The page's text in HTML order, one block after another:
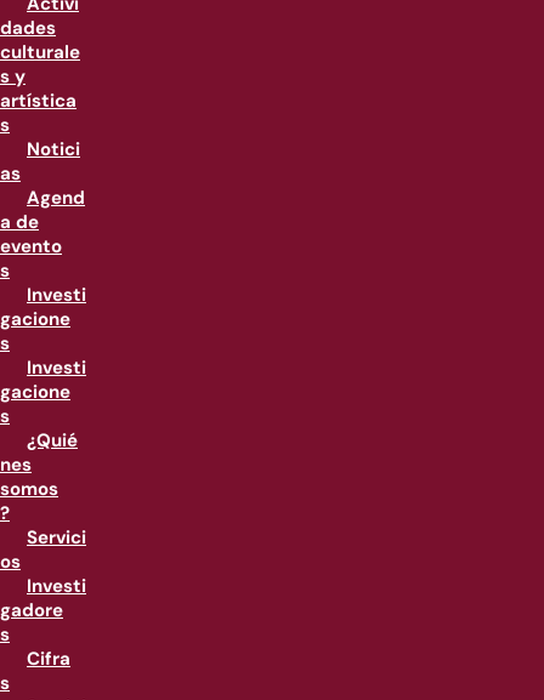
dades
culturale
s y
artística
s
Notici
as
Agend
a de
evento
s
Investi
gacione
s
Investi
gacione
s
¿Quié
nes
somos
?
Servici
os
Investi
gadore
s
Cifra
s